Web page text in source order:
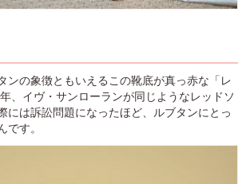
ンの象徴ともいえるこの靴底が真っ赤な「レ
、イヴ・サンローランが同じようなレッドソ
には訴訟問題になったほど、ルブタンにとっ
です。